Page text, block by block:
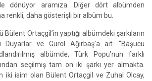
dönüyor aramıza. Diğer dört albümden
renkli, daha gösterişli bir albüm bu.
Ortaçgil’in yaptığı albümdeki şarkıların
Duyarlar ve Gürol Ağırbaş’a ait. “Başucu
albümde, Türk Popu’nun farklı
seçilmiş tam on iki şarkı yer almakta.
iki isim olan Bülent Ortaçgil ve Zuhal Olcay,